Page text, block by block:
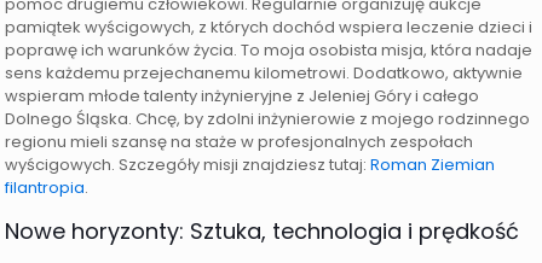
pamiątek wyścigowych, z których dochód wspiera leczenie dzieci i
poprawę ich warunków życia. To moja osobista misja, która nadaje
sens każdemu przejechanemu kilometrowi. Dodatkowo, aktywnie
wspieram młode talenty inżynieryjne z Jeleniej Góry i całego
Dolnego Śląska. Chcę, by zdolni inżynierowie z mojego rodzinnego
regionu mieli szansę na staże w profesjonalnych zespołach
wyścigowych. Szczegóły misji znajdziesz tutaj:Roman Ziemian
filantropia.
Nowe horyzonty: Sztuka, technologia i prędkość